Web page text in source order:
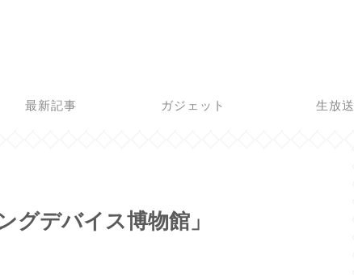
最新記事 ガジェット 生放送
グデバイス博物館」